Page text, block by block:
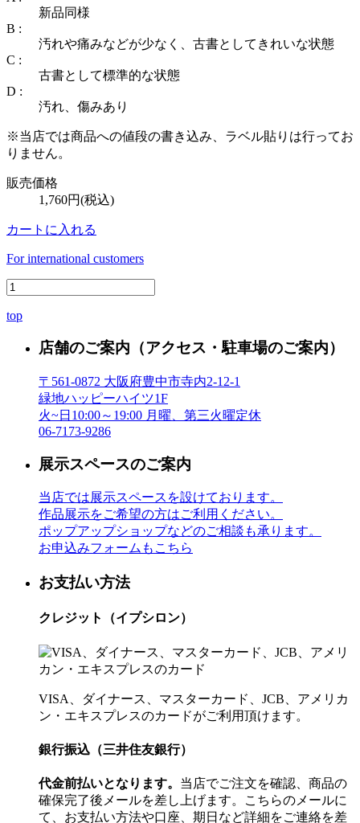
新品同様
B :
汚れや痛みなどが少なく、古書としてきれいな状態
C :
古書として標準的な状態
D :
汚れ、傷みあり
※当店では商品への値段の書き込み、ラベル貼りは行ってお
りません。
販売価格
1,760円(税込)
カートに入れる
For international customers
top
店舗のご案内 （アクセス・駐車場のご案内）
〒561-0872 大阪府豊中市寺内2-12-1
緑地ハッピーハイツ1F
火~日10:00～19:00 月曜、第三火曜定休
06-7173-9286
展示スペースのご案内
当店では展示スペースを設けております。
作品展示をご希望の方はご利用ください。
ポップアップショップなどのご相談も承ります。
お申込みフォームもこちら
お支払い方法
クレジット（イプシロン）
VISA、ダイナース、マスターカード、JCB、アメリカ
ン・エキスプレスのカードがご利用頂けます。
銀行振込（三井住友銀行）
代金前払いとなります。 当店でご注文を確認、商品の
確保完了後メールを差し上げます。こちらのメールに
て、お支払い方法や口座、期日など詳細をご連絡を差